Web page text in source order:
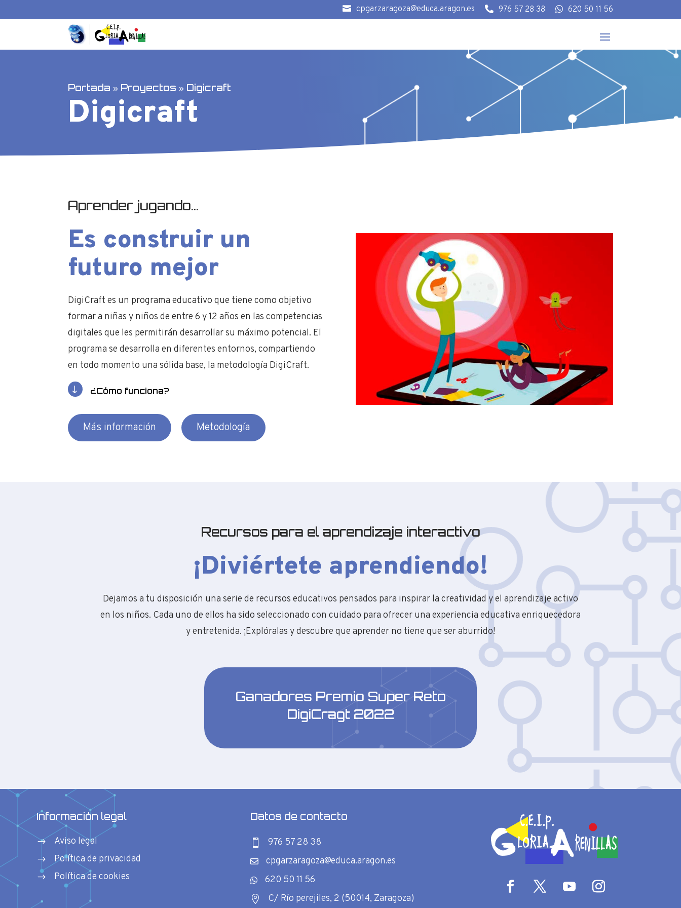
 cpgarzaragoza@educa.aragon.es  976 57 28 38  620 50 11 56
Portada » Proyectos » Digicraft
Digicraft
Aprender jugando...
Es construir un
futuro mejor
DigiCraft es un programa educativo que tiene como objetivo
formar a niñas y niños de entre 6 y 12 años en las competencias
digitales que les permitirán desarrollar su máximo potencial. El
programa se desarrolla en diferentes entornos, compartiendo
en todo momento una sólida base, la metodología DigiCraft.
¿Cómo funciona?
Más información Metodología
Recursos para el aprendizaje interactivo
¡Diviértete aprendiendo!
Dejamos a tu disposición una serie de recursos educativos pensados para inspirar la creatividad y el aprendizaje activo
en los niños. Cada uno de ellos ha sido seleccionado con cuidado para ofrecer una experiencia educativa enriquecedora
y entretenida. ¡Explóralas y descubre que aprender no tiene que ser aburrido!
Ganadores Premio Super Reto
DigiCragt 2022
Información legal
$ Aviso legal
$ Política de privacidad
$ Política de cookies
Datos de contacto
 976 57 28 38
 cpgarzaragoza@educa.aragon.es
 620 50 11 56
 C/ Río perejiles, 2 (50014, Zaragoza)